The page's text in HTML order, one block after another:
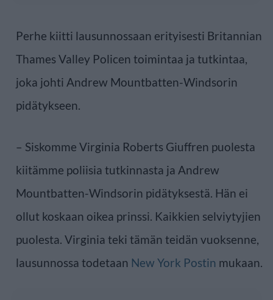
Perhe kiitti lausunnossaan erityisesti Britannian
Thames Valley Policen toimintaa ja tutkintaa,
joka johti Andrew Mountbatten-Windsorin
pidätykseen.
– Siskomme Virginia Roberts Giuffren puolesta
kiitämme poliisia tutkinnasta ja Andrew
Mountbatten-Windsorin pidätyksestä. Hän ei
ollut koskaan oikea prinssi. Kaikkien selviytyjien
puolesta. Virginia teki tämän teidän vuoksenne,
lausunnossa todetaan New York Postin mukaan.